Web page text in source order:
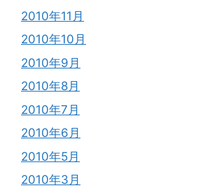
2010年11月
2010年10月
2010年9月
2010年8月
2010年7月
2010年6月
2010年5月
2010年3月